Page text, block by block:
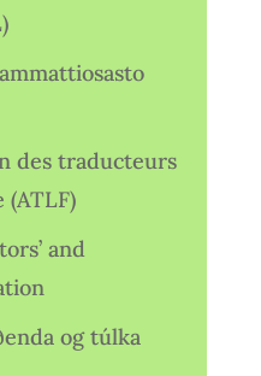
des traducteurs
and
og túlka